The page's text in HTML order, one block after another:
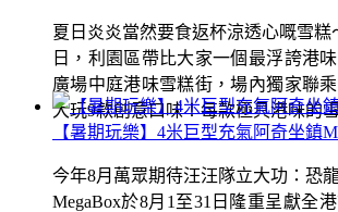
夏日炎炎當然要食返杯涼透心嘅雪糕
日，利園區帶比大家一個最浮誇港
廣場中庭港味雪糕街，場內獨家聯
大玩9款創意口味！每款極具港味的
【暑期玩樂】4米巨型充氣阿奇坐鎮
今年8月萬眾期待汪汪隊立大功：恐
MegaBox於8月1至31日隆重呈獻全